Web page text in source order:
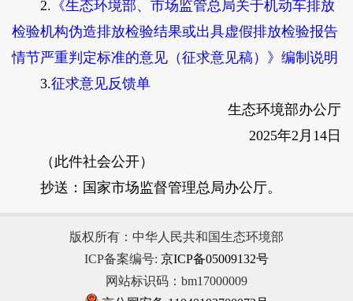
2. 《生态环境部、市场监管总局关于机动车排放
检验机构伪造排放检验结果或出具虚假排放检验报告
情节严重判定标准的意见（征求意见稿）》编制说明
3.征求意见反馈单
生态环境部办公厅
2025年2月14日
（此件社会公开）
抄送：国家市场监督管理总局办公厅。
版权所有：中华人民共和国生态环境部
ICP备案编号: 京ICP备05009132号
网站标识码：bm17000009